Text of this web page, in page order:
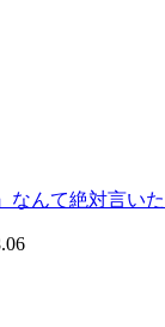
なんて絶対言い